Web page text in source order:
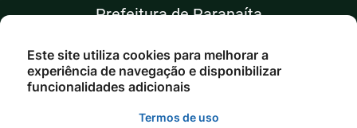
Prefeitura de Paranaíta
Rua Alceu Rossi, nº 351, Sala 03
Centro - Paranaíta/MT
Este site utiliza cookies para melhorar a
experiência de navegação e disponibilizar
funcionalidades adicionais
Termos de uso